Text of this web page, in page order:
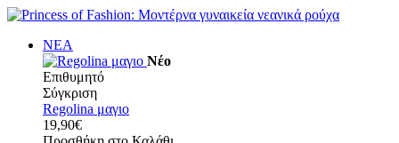
ΝΕΑ
Νέο
Επιθυμητό
Σύγκριση
Regolina μαγιο
19,90€